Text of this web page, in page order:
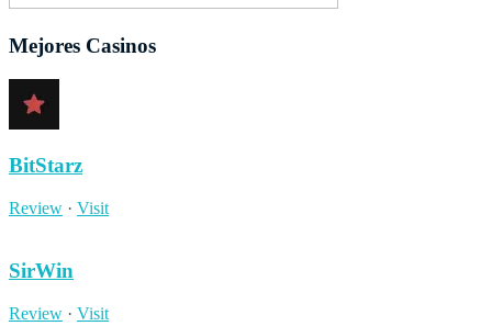
Mejores Casinos
BitStarz
Review · Visit
SirWin
Review · Visit